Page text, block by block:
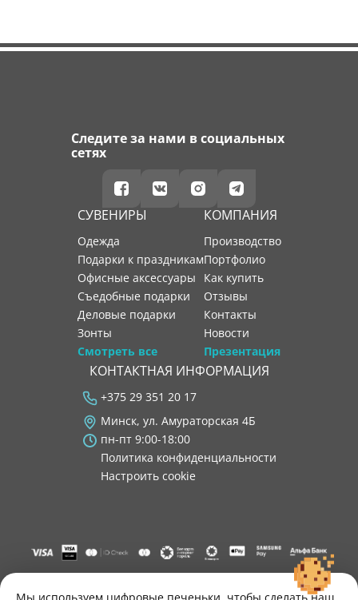
Следите за нами в социальных
сетях
СУВЕНИРЫ
Одежда
Подарки к праздникам
Офисные аксессуары
Съедобные подарки
Деловые подарки
Зонты
Смотреть все
КОМПАНИЯ
производство
портфолио
как купить
отзывы
контакты
новости
Презентация
КОНТАКТНАЯ ИНФОРМАЦИЯ
+375 29 351 20 17
Минск, ул. Амураторская 4Б
пн-пт 9:00-18:00
Политика конфиденциальности
Настроить cookie
"ООО "Лигатура", УНП 193602931, Республика Беларусь, 220004,
г. Минск, ул. Амураторская, 4Б, цокольный этаж, помещение 3.